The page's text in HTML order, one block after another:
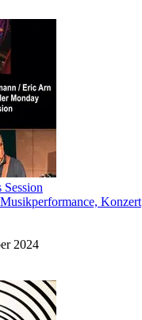
Konzert
2024